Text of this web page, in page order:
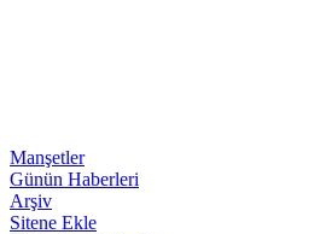
Manşetler
Günün Haberleri
Arşiv
Sitene Ekle